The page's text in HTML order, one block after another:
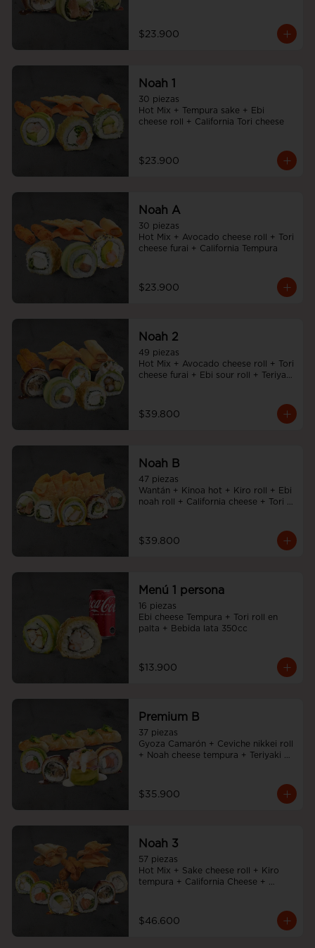
$23.900
Noah 1
30 piezas
Hot Mix + Tempura sake + Ebi
cheese roll + California Tori cheese
$23.900
Noah A
30 piezas
Hot Mix + Avocado cheese roll + Tori
cheese furai + California Tempura
$23.900
Noah 2
49 piezas
Hot Mix + Avocado cheese roll + Tori
cheese furai + Ebi sour roll + Teriyaki
$39.800
Noah B
47 piezas
Wantán + Kinoa hot + Kiro roll + Ebi
noah roll + California cheese + Tori
$39.800
Menú 1 persona
16 piezas
Ebi cheese Tempura + Tori roll en
palta + Bebida lata 350cc
$13.900
Premium B
37 piezas
Gyoza Camarón + Ceviche nikkei roll
+ Noah cheese tempura + Teriyaki
$35.900
Noah 3
57 piezas
Hot Mix + Sake cheese roll + Kiro
tempura + California Cheese +
$46.600